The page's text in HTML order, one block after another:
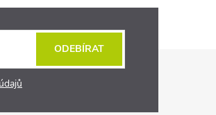
ODEBÍRAT